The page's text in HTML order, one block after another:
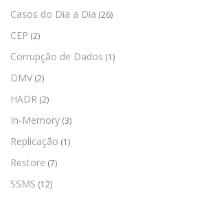
Casos do Dia a Dia (26)
CEP (2)
Corrupção de Dados (1)
DMV (2)
HADR (2)
In-Memory (3)
Replicação (1)
Restore (7)
SSMS (12)